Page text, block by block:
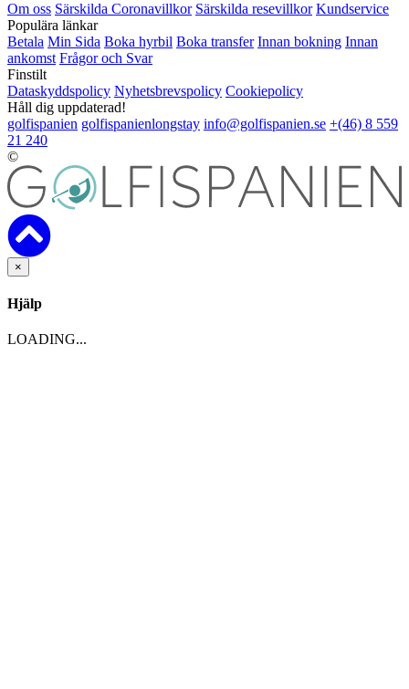
Om oss Särskilda Coronavillkor Särskilda resevillkor Kundservice
Populära länkar
Betala Min Sida Boka hyrbil Boka transfer Innan bokning Innan
ankomst Frågor och Svar
Finstilt
Dataskyddspolicy Nyhetsbrevspolicy Cookiepolicy
Håll dig uppdaterad!
golfispanien golfispanienlongstay info@golfispanien.se +(46) 8 559
21 240
©
×
Hjälp
LOADING...